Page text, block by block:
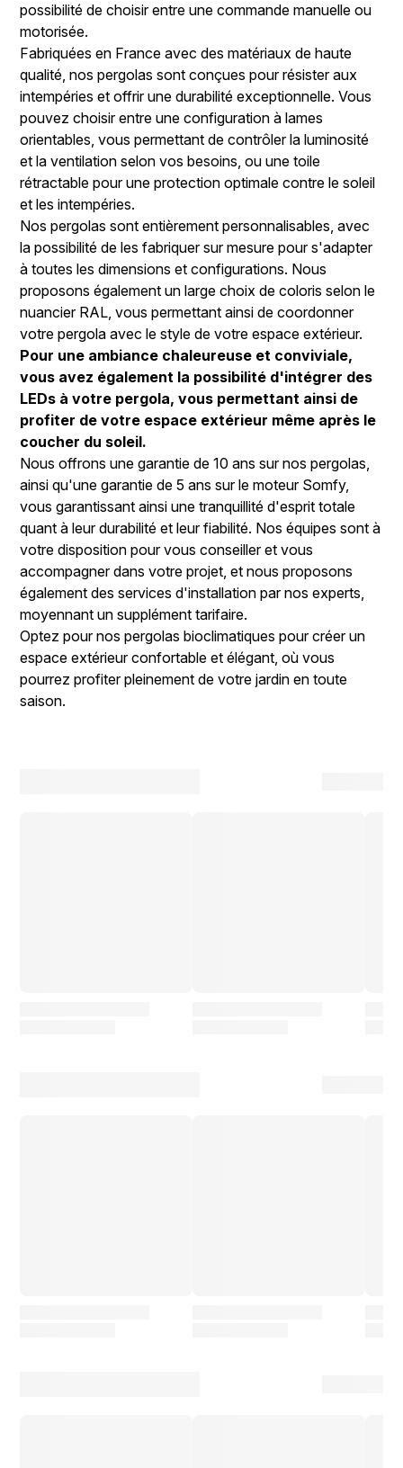
possibilité de choisir entre une commande manuelle ou
motorisée.
Fabriquées en France avec des matériaux de haute
qualité, nos pergolas sont conçues pour résister aux
intempéries et offrir une durabilité exceptionnelle. Vous
pouvez choisir entre une configuration à lames
orientables, vous permettant de contrôler la luminosité
et la ventilation selon vos besoins, ou une toile
rétractable pour une protection optimale contre le soleil
et les intempéries.
Nos pergolas sont entièrement personnalisables, avec
la possibilité de les fabriquer sur mesure pour s'adapter
à toutes les dimensions et configurations. Nous
proposons également un large choix de coloris selon le
nuancier RAL, vous permettant ainsi de coordonner
votre pergola avec le style de votre espace extérieur.
Pour une ambiance chaleureuse et conviviale,
vous avez également la possibilité d'intégrer des
LEDs à votre pergola, vous permettant ainsi de
profiter de votre espace extérieur même après le
coucher du soleil.
Nous offrons une garantie de 10 ans sur nos pergolas,
ainsi qu'une garantie de 5 ans sur le moteur Somfy,
vous garantissant ainsi une tranquillité d'esprit totale
quant à leur durabilité et leur fiabilité. Nos équipes sont à
votre disposition pour vous conseiller et vous
accompagner dans votre projet, et nous proposons
également des services d'installation par nos experts,
moyennant un supplément tarifaire.
Optez pour nos pergolas bioclimatiques pour créer un
espace extérieur confortable et élégant, où vous
pourrez profiter pleinement de votre jardin en toute
saison.